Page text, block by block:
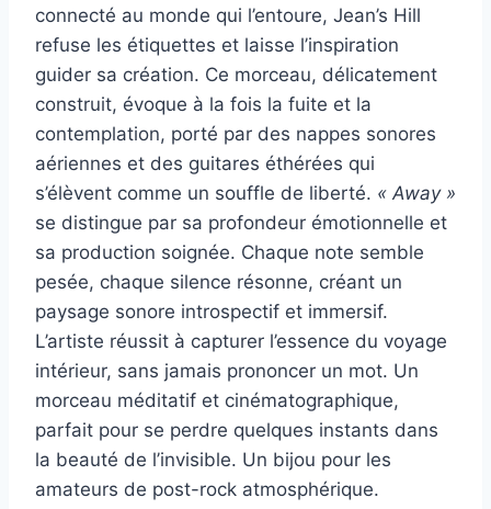
connecté au monde qui l’entoure, Jean’s Hill
refuse les étiquettes et laisse l’inspiration
guider sa création. Ce morceau, délicatement
construit, évoque à la fois la fuite et la
contemplation, porté par des nappes sonores
aériennes et des guitares éthérées qui
s’élèvent comme un souffle de liberté. « Away »
se distingue par sa profondeur émotionnelle et
sa production soignée. Chaque note semble
pesée, chaque silence résonne, créant un
paysage sonore introspectif et immersif.
L’artiste réussit à capturer l’essence du voyage
intérieur, sans jamais prononcer un mot. Un
morceau méditatif et cinématographique,
parfait pour se perdre quelques instants dans
la beauté de l’invisible. Un bijou pour les
amateurs de post-rock atmosphérique.